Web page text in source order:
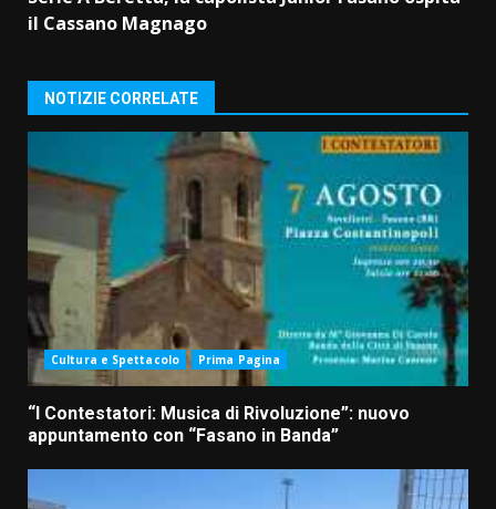
il Cassano Magnago
NOTIZIE CORRELATE
Cultura e Spettacolo Prima Pagina
“I Contestatori: Musica di Rivoluzione”: nuovo
appuntamento con “Fasano in Banda”